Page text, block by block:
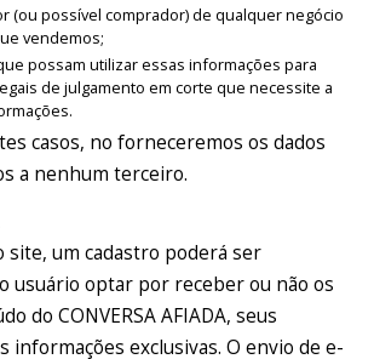
(ou possível comprador) de qualquer negócio
vendemos;
possam utilizar essas informações para
de julgamento em corte que necessite a
casos, no forneceremos os dados
a nenhum terceiro.
site, um cadastro poderá ser
usuário optar por receber ou não os
do CONVERSA AFIADA, seus
informações exclusivas. O envio de e-